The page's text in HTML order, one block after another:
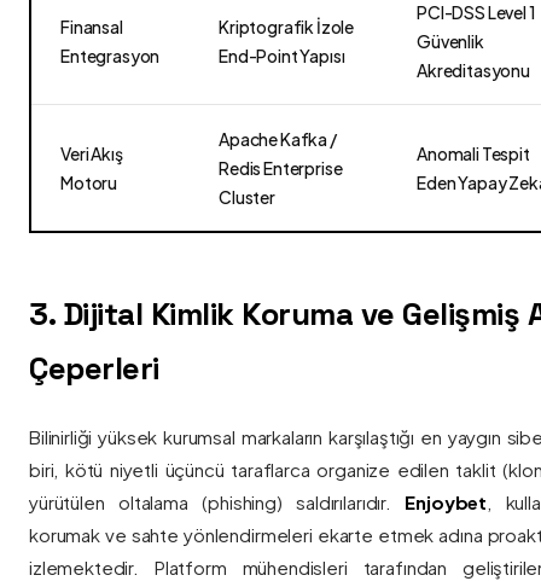
Finansal
Entegrasyon
Kriptografik İzole
End-Point Yapısı
PCI-DSS Level 1
Güvenlik
Akreditasyonu
Veri Akış
Motoru
Apache Kafka /
Redis Enterprise
Cluster
Anomali Tespit
Eden Yapay
3. Dijital Kimlik Koruma ve Gelişmiş
Çeperleri
Bilinirliği yüksek kurumsal markaların karşılaştığı en yaygın
biri, kötü niyetli üçüncü taraflarca organize edilen taklit
yürütülen oltalama (phishing) saldırılarıdır. Enjoybet ,
korumak ve sahte yönlendirmeleri ekarte etmek adına
izlemektedir. Platform mühendisleri tarafından